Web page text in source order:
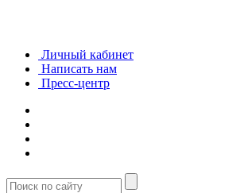
Личный кабинет
Написать нам
Пресс-центр